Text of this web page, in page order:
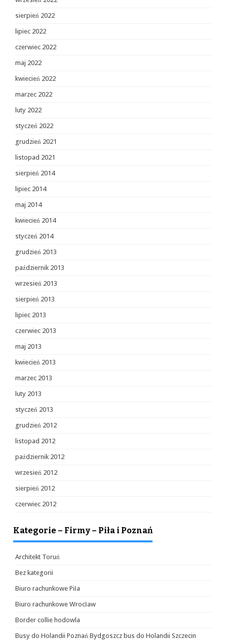
sierpień 2022
lipiec 2022
czerwiec 2022
maj 2022
kwiecień 2022
marzec 2022
luty 2022
styczeń 2022
grudzień 2021
listopad 2021
sierpień 2014
lipiec 2014
maj 2014
kwiecień 2014
styczeń 2014
grudzień 2013
październik 2013
wrzesień 2013
sierpień 2013
lipiec 2013
czerwiec 2013
maj 2013
kwiecień 2013
marzec 2013
luty 2013
styczeń 2013
grudzień 2012
listopad 2012
październik 2012
wrzesień 2012
sierpień 2012
czerwiec 2012
Kategorie – Firmy – Piła i Poznań
Architekt Toruń
Bez kategorii
Biuro rachunkowe Piła
Biuro rachunkowe Wrocław
Border collie hodowla
Busy do Holandii Poznań Bydgoszcz bus do Holandii Szczecin